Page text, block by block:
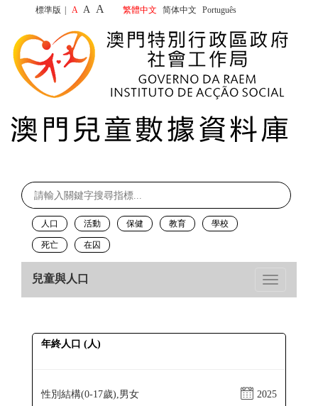
標準版 A A A 繁體中文 简体中文 Português
人口 活動 保健 教育 學校
死亡 在囚
兒童與人口
年終人口 (人)
性別結構(0-17歲),男女 2025